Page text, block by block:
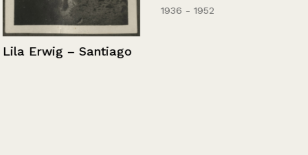
Lila Erwig – Santiago
1936 - 1952